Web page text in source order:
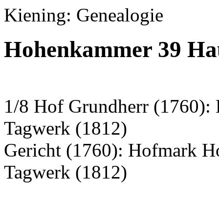
Kiening: Genealogie
Hohenkammer 39
1/8 Hof Grundherr
Tagwerk (1812)
Gericht (1760): Hofmark
Tagwerk (1812)